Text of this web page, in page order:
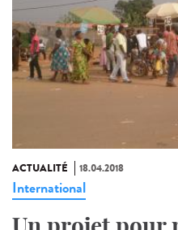
ACTUALITÉ 18.04.2018
International